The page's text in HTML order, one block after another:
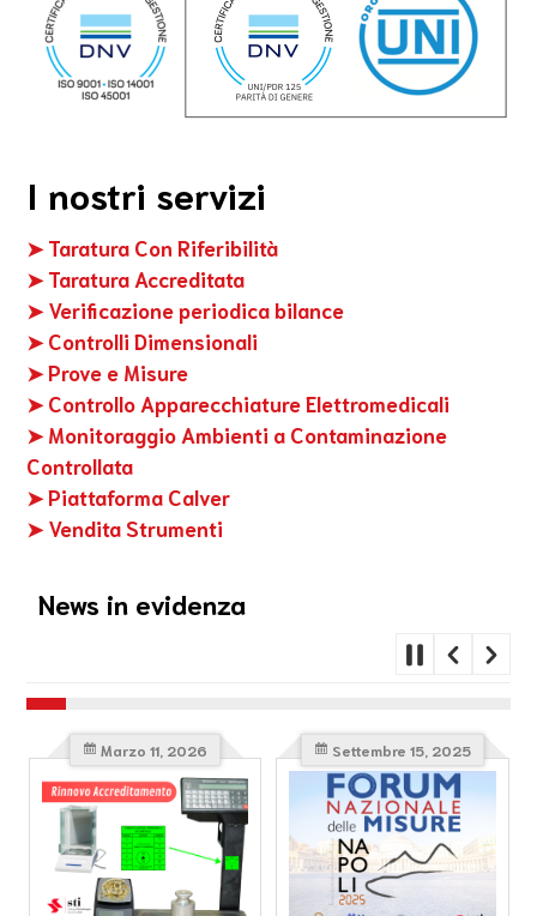
I nostri servizi
➤ Taratura Con Riferibilità
➤ Taratura Accreditata
➤ Verificazione periodica bilance
➤ Controlli Dimensionali
➤ Prove e Misure
➤ Controllo Apparecchiature Elettromedicali
➤ Monitoraggio Ambienti a Contaminazione
Controllata
➤ Piattaforma Calver
➤ Vendita Strumenti
News in evidenza
Marzo 11, 2026 Settembre 15, 2025